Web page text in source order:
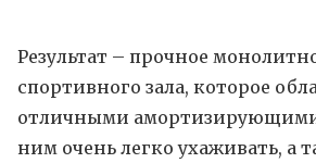
Результат – прочное
спортивного зала, которое
отличными амортизирующими
ним очень легко ухаживать, а